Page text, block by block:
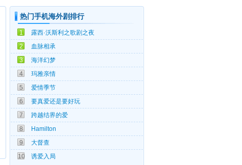
热门手机海外剧排行
1 露西·沃斯利之歌剧之夜
2 血脉相承
3 海洋幻梦
4 玛雅亲情
5 爱情季节
6 要真爱还是要好玩
7 跨越结界的爱
8 Hamilton
9 大督查
10 诱爱入局